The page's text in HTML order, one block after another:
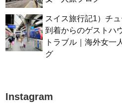
スイス旅行記1）チ
到着からのゲストハ
トラブル｜海外女一
グ
Instagram